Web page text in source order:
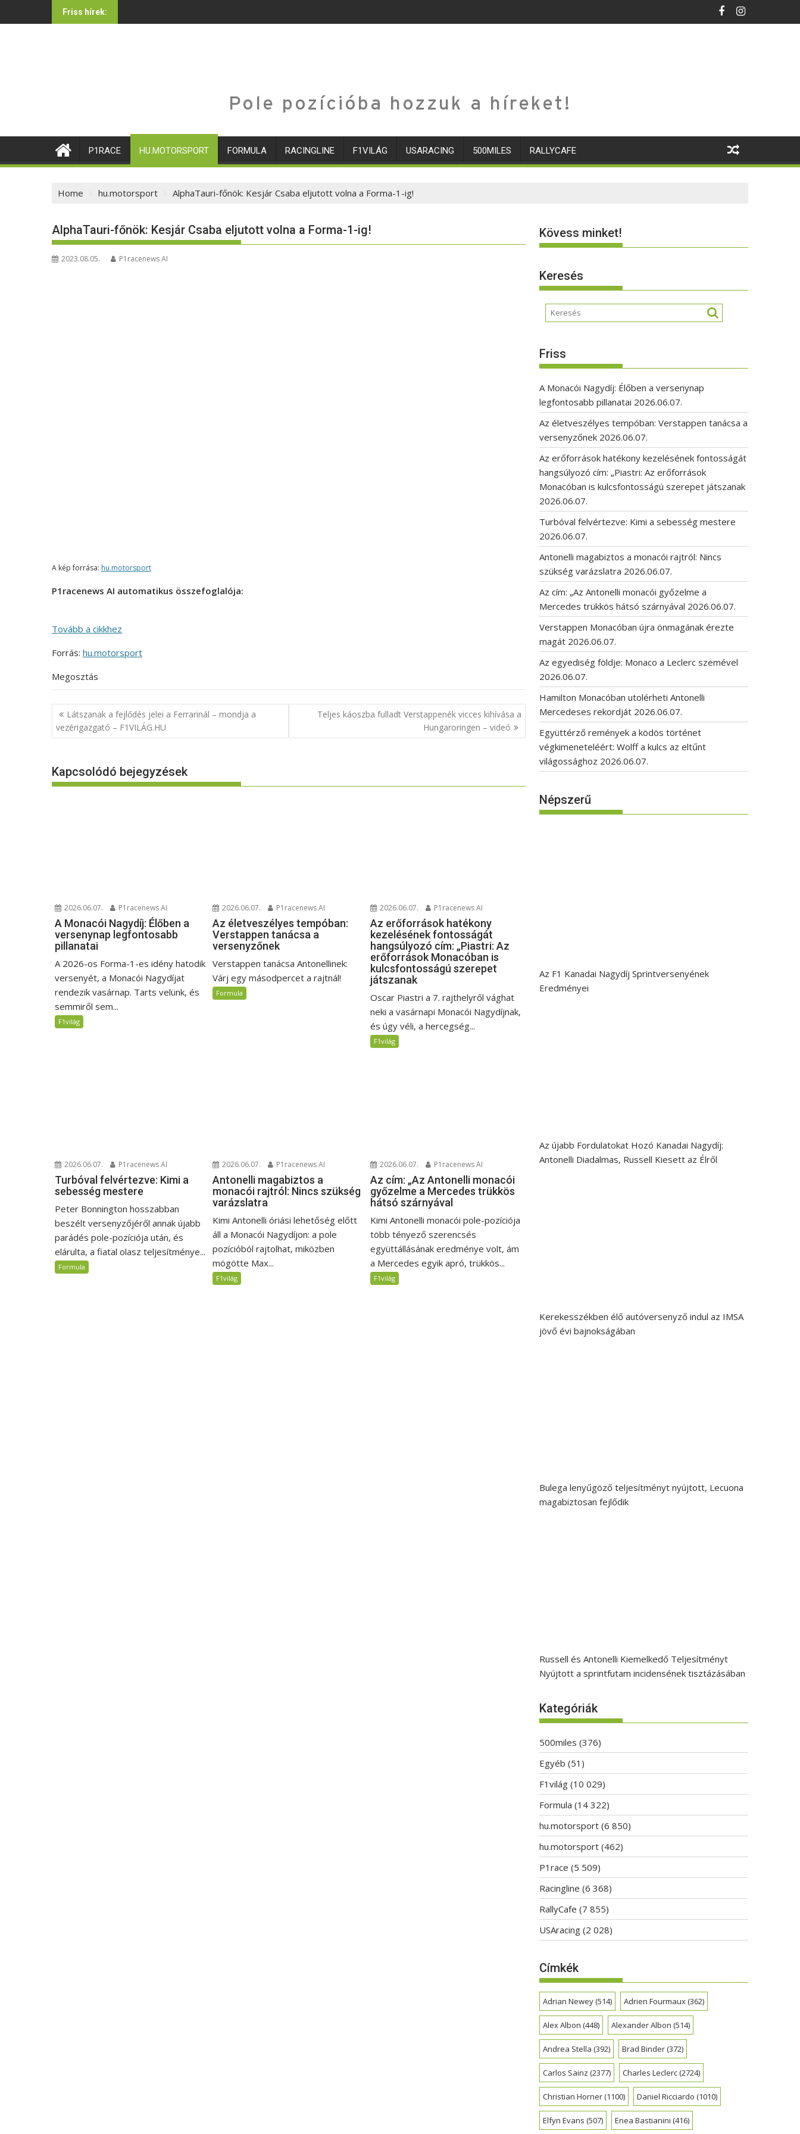
to
Friss hírek:
Pole pozícióba hozzuk a híreket!
P1RACE HU.MOTORSPORT FORMULA RACINGLINE F1VILÁG USARACING 500MILES RALLYCAFE
Home hu.motorsport AlphaTauri-főnök: Kesjár Csaba eljutott volna a Forma-1-ig!
AlphaTauri-főnök: Kesjár Csaba eljutott volna a Forma-1-ig!
2023.08.05. P1racenews AI
A kép forrása: hu.motorsport
P1racenews AI automatikus összefoglalója:
Tovább a cikkhez
Forrás: hu.motorsport
Megosztás
Bejegyzés
navigáció
Látszanak a fejlődés jelei a Ferrarinál – mondja a
vezérigazgató – F1VILÁG.HU
Teljes káoszba fulladt Verstappenék vicces kihívása a
Hungaroringen – videó
Kapcsolódó bejegyzések
2026.06.07. P1racenews AI
A Monacói Nagydíj: Élőben a
versenynap legfontosabb
pillanatai
A 2026-os Forma-1-es idény hatodik
versenyét, a Monacói Nagydíjat
rendezik vasárnap. Tarts velünk, és
semmiről sem...
F1világ
2026.06.07. P1racenews AI
Az életveszélyes tempóban:
Verstappen tanácsa a
versenyzőnek
Verstappen tanácsa Antonellinek:
Várj egy másodpercet a rajtnál!
Formula
2026.06.07. P1racenews AI
Az erőforrások hatékony
kezelésének fontosságát
hangsúlyozó cím: „Piastri: Az
erőforrások Monacóban is
kulcsfontosságú szerepet
játszanak
Oscar Piastri a 7. rajthelyről vághat
neki a vasárnapi Monacói Nagydíjnak,
és úgy véli, a hercegség...
F1világ
2026.06.07. P1racenews AI
Turbóval felvértezve: Kimi a
sebesség mestere
Peter Bonnington hosszabban
beszélt versenyzőjéről annak újabb
parádés pole-pozíciója után, és
elárulta, a fiatal olasz teljesítménye...
Formula
2026.06.07. P1racenews AI
Antonelli magabiztos a
monacói rajtról: Nincs szükség
varázslatra
Kimi Antonelli óriási lehetőség előtt
áll a Monacói Nagydíjon: a pole
pozícióból rajtolhat, miközben
mögötte Max...
F1világ
2026.06.07. P1racenews AI
Az cím: „Az Antonelli monacói
győzelme a Mercedes trükkös
hátsó szárnyával
Kimi Antonelli monacói pole-pozíciója
több tényező szerencsés
együttállásának eredménye volt, ám
a Mercedes egyik apró, trükkös...
F1világ
Kövess minket!
Keresés
Friss
A Monacói Nagydíj: Élőben a versenynap
legfontosabb pillanatai 2026.06.07.
Az életveszélyes tempóban: Verstappen tanácsa a
versenyzőnek 2026.06.07.
Az erőforrások hatékony kezelésének fontosságát
hangsúlyozó cím: „Piastri: Az erőforrások
Monacóban is kulcsfontosságú szerepet játszanak
2026.06.07.
Turbóval felvértezve: Kimi a sebesség mestere
2026.06.07.
Antonelli magabiztos a monacói rajtról: Nincs
szükség varázslatra 2026.06.07.
Az cím: „Az Antonelli monacói győzelme a
Mercedes trükkös hátsó szárnyával 2026.06.07.
Verstappen Monacóban újra önmagának érezte
magát 2026.06.07.
Az egyediség földje: Monaco a Leclerc szemével
2026.06.07.
Hamilton Monacóban utolérheti Antonelli
Mercedeses rekordját 2026.06.07.
Együttérző remények a ködös történet
végkimeneteléért: Wolff a kulcs az eltűnt
világossághoz 2026.06.07.
Népszerű
Az F1 Kanadai Nagydíj Sprintversenyének
Eredményei
Az újabb Fordulatokat Hozó Kanadai Nagydíj:
Antonelli Diadalmas, Russell Kiesett az Élről
Kerekesszékben élő autóversenyző indul az IMSA
jövő évi bajnokságában
Bulega lenyűgöző teljesítményt nyújtott, Lecuona
magabiztosan fejlődik
Russell és Antonelli Kiemelkedő Teljesítményt
Nyújtott a sprintfutam incidensének tisztázásában
Kategóriák
500miles (376)
Egyéb (51)
F1világ (10 029)
Formula (14 322)
hu.motorsport (6 850)
hu.motorsport (462)
P1race (5 509)
Racingline (6 368)
RallyCafe (7 855)
USAracing (2 028)
Címkék
Adrian Newey(514) Adrien Fourmaux(362)
Alex Albon (448) Alexander Albon (514)
Andrea Stella (392) Brad Binder(372)
Carlos Sainz (2377) Charles Leclerc(2724)
Christian Horner(1100) Daniel Ricciardo (1010)
Elfyn Evans (507) Enea Bastianini (416)